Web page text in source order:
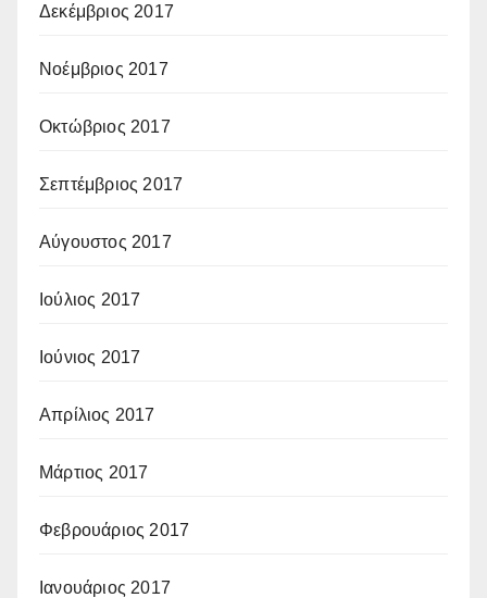
Δεκέμβριος 2017
Νοέμβριος 2017
Οκτώβριος 2017
Σεπτέμβριος 2017
Αύγουστος 2017
Ιούλιος 2017
Ιούνιος 2017
Απρίλιος 2017
Μάρτιος 2017
Φεβρουάριος 2017
Ιανουάριος 2017